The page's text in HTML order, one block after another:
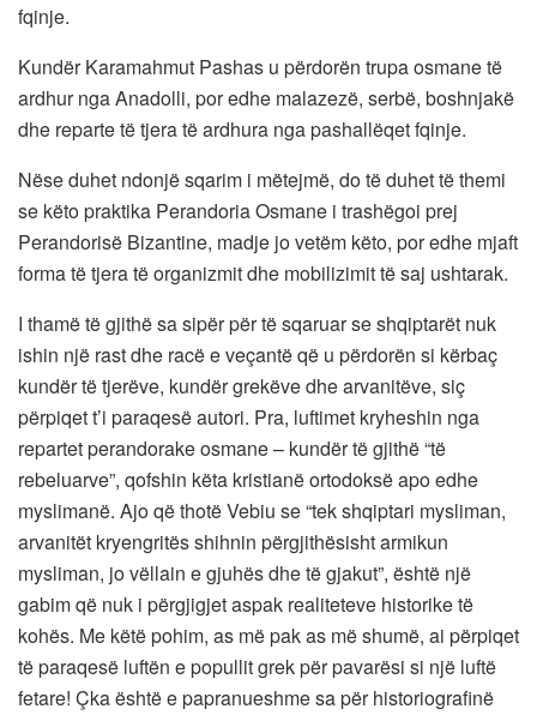
fqinje.
Kundër Karamahmut Pashas u përdorën trupa osmane të
ardhur nga Anadolli, por edhe malazezë, serbë, boshnjakë
dhe reparte të tjera të ardhura nga pashallëqet fqinje.
Nëse duhet ndonjë sqarim i mëtejmë, do të duhet të themi
se këto praktika Perandoria Osmane i trashëgoi prej
Perandorisë Bizantine, madje jo vetëm këto, por edhe mjaft
forma të tjera të organizmit dhe mobilizimit të saj ushtarak.
I thamë të gjithë sa sipër për të sqaruar se shqiptarët nuk
ishin një rast dhe racë e veçantë që u përdorën si kërbaç
kundër të tjerëve, kundër grekëve dhe arvanitëve, siç
përpiqet t’i paraqesë autori. Pra, luftimet kryheshin nga
repartet perandorake osmane – kundër të gjithë “të
rebeluarve”, qofshin këta kristianë ortodoksë apo edhe
myslimanë. Ajo që thotë Vebiu se “tek shqiptari mysliman,
arvanitët kryengritës shihnin përgjithësisht armikun
mysliman, jo vëllain e gjuhës dhe të gjakut”, është një
gabim që nuk i përgjigjet aspak realiteteve historike të
kohës. Me këtë pohim, as më pak as më shumë, ai përpiqet
të paraqesë luftën e popullit grek për pavarësi si një luftë
fetare! Çka është e papranueshme sa për historiografinë